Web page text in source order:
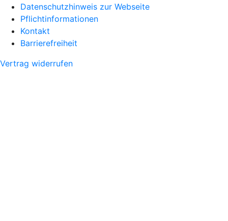
Datenschutzhinweis zur Webseite
Pflichtinformationen
Kontakt
Barrierefreiheit
Vertrag widerrufen